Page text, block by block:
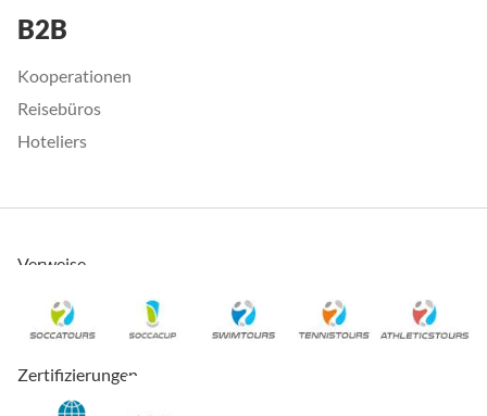
B2B
Kooperationen
Reisebüros
Hoteliers
Verweise
Zertifizierungen